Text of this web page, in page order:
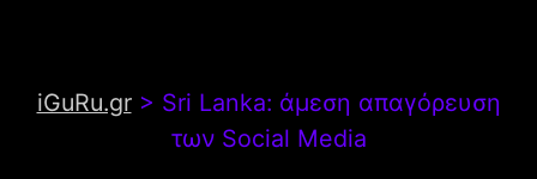
iGuRu.gr> Sri Lanka: άμεση απαγόρευση
των Social Media